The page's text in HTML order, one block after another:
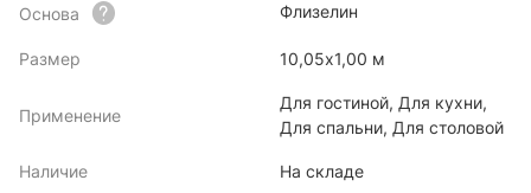
Основа Флизелин
Размер 10,05х1,00 м
Применение
Для гостиной, Для кухни,
Для спальни, Для столовой
Наличие На складе